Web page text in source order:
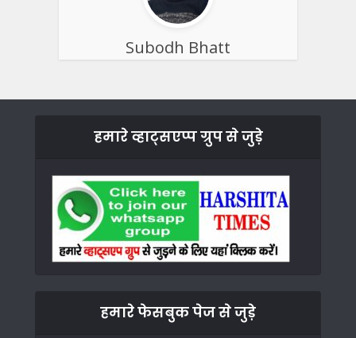
Subodh Bhatt
हमारे व्हाट्सएप्प ग्रुप से जुड़े
हमारे फेसबुक पेज से जुड़े